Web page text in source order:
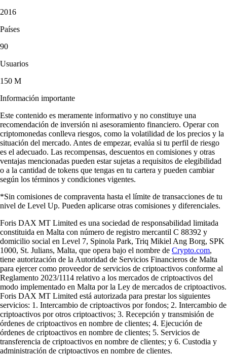
2016
Países
90
Usuarios
150 M
Información importante
Este contenido es meramente informativo y no constituye una
recomendación de inversión ni asesoramiento financiero. Operar con
criptomonedas conlleva riesgos, como la volatilidad de los precios y la
situación del mercado. Antes de empezar, evalúa si tu perfil de riesgo
es el adecuado. Las recompensas, descuentos en comisiones y otras
ventajas mencionadas pueden estar sujetas a requisitos de elegibilidad
o a la cantidad de tokens que tengas en tu cartera y pueden cambiar
según los términos y condiciones vigentes.
*Sin comisiones de compraventa hasta el límite de transacciones de tu
nivel de Level Up. Pueden aplicarse otras comisiones y diferenciales.
Foris DAX MT Limited es una sociedad de responsabilidad limitada
constituida en Malta con número de registro mercantil C 88392 y
domicilio social en Level 7, Spinola Park, Triq Mikiel Ang Borg, SPK
1000, St. Julians, Malta, que opera bajo el nombre de Crypto.com,
tiene autorización de la Autoridad de Servicios Financieros de Malta
para ejercer como proveedor de servicios de criptoactivos conforme al
Reglamento 2023/1114 relativo a los mercados de criptoactivos del
modo implementado en Malta por la Ley de mercados de criptoactivos.
Foris DAX MT Limited está autorizada para prestar los siguientes
servicios: 1. Intercambio de criptoactivos por fondos; 2. Intercambio de
criptoactivos por otros criptoactivos; 3. Recepción y transmisión de
órdenes de criptoactivos en nombre de clientes; 4. Ejecución de
órdenes de criptoactivos en nombre de clientes; 5. Servicios de
transferencia de criptoactivos en nombre de clientes; y 6. Custodia y
administración de criptoactivos en nombre de clientes.